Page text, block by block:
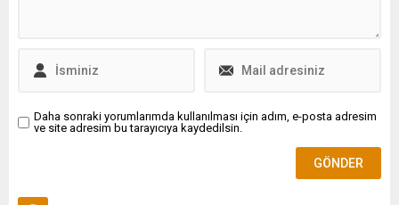
Daha sonraki yorumlarımda kullanılması için adım, e-posta adresim
ve site adresim bu tarayıcıya kaydedilsin.